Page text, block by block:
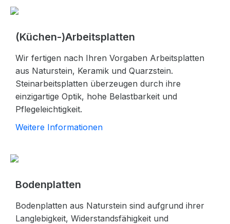
(Küchen-)Arbeitsplatten
Wir fertigen nach Ihren Vorgaben Arbeitsplatten
aus Naturstein, Keramik und Quarzstein.
Steinarbeitsplatten überzeugen durch ihre
einzigartige Optik, hohe Belastbarkeit und
Pflegeleichtigkeit.
Weitere Informationen
Bodenplatten
Bodenplatten aus Naturstein sind aufgrund ihrer
Langlebigkeit, Widerstandsfähigkeit und